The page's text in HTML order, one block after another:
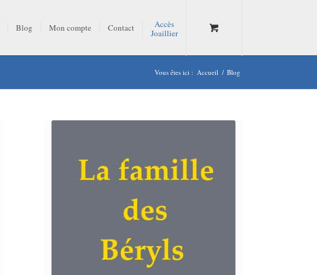
Blog Mon compte Contact
Accès
Joaillier
Vous êtes ici : Accueil / Blog